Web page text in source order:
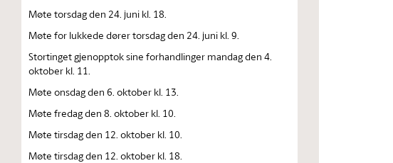
Møte torsdag den 24. juni kl. 18.
Møte for lukkede dører torsdag den 24. juni kl. 9.
Stortinget gjenopptok sine forhandlinger mandag den 4.
oktober kl. 11.
Møte onsdag den 6. oktober kl. 13.
Møte fredag den 8. oktober kl. 10.
Møte tirsdag den 12. oktober kl. 10.
Møte tirsdag den 12. oktober kl. 18.